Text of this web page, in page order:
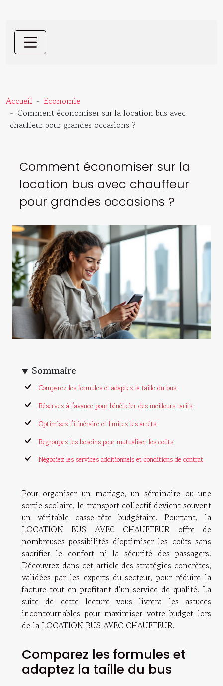
Accueil
Economie
Comment économiser sur la location bus avec
chauffeur pour grandes occasions ?
Comment économiser sur la
location bus avec chauffeur
pour grandes occasions ?
Sommaire
Comparez les formules et adaptez la taille du bus
Réservez à l’avance pour bénéficier des meilleurs tarifs
Optimisez l’itinéraire et limitez les arrêts
Regroupez les besoins pour mutualiser les coûts
Négociez les services additionnels et conditions de contrat
Pour organiser un mariage, un séminaire ou une
sortie scolaire, le transport collectif devient souvent
un véritable casse-tête budgétaire. Pourtant, la
LOCATION BUS AVEC CHAUFFEUR offre de
nombreuses possibilités d’optimiser les coûts sans
sacrifier le confort ni la sécurité des passagers.
Découvrez dans cet article des stratégies concrètes,
validées par les experts du secteur, pour réduire la
facture tout en profitant d’un service de qualité. La
suite de cette lecture vous livrera les astuces
incontournables pour maximiser votre budget lors
de la LOCATION BUS AVEC CHAUFFEUR.
Comparez les formules et
adaptez la taille du bus